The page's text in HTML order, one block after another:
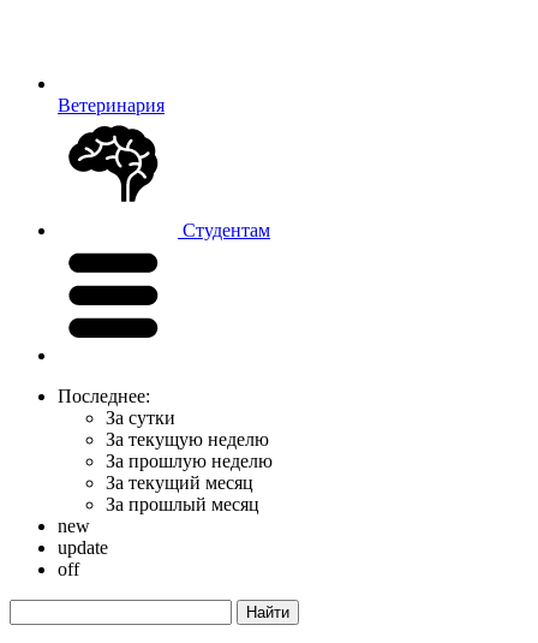
Ветеринария
Студентам
Последнее:
За сутки
За текущую неделю
За прошлую неделю
За текущий месяц
За прошлый месяц
new
update
off